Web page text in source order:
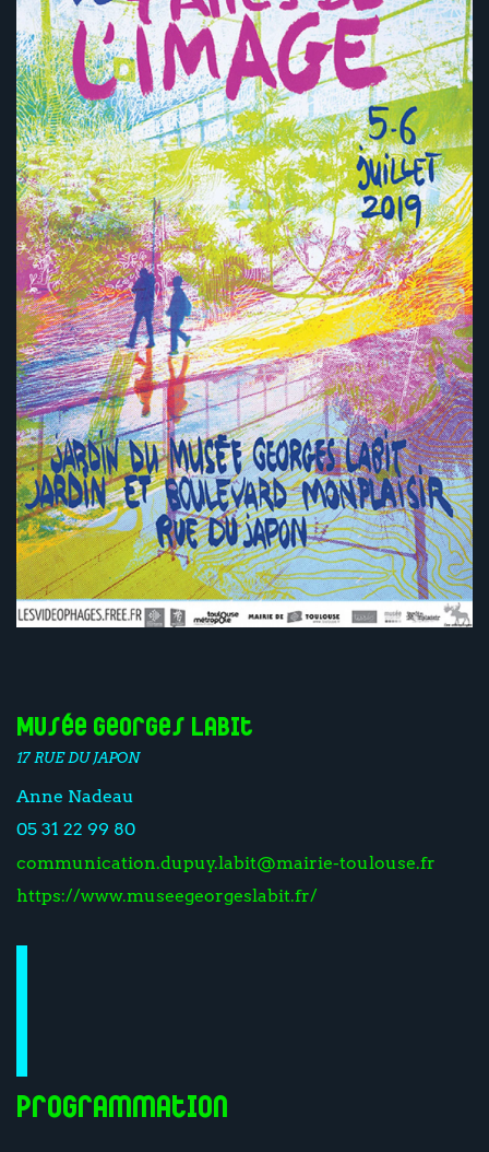
Musée Georges Labit
17 RUE DU JAPON
Anne Nadeau
05 31 22 99 80
communication.dupuy.labit@mairie-toulouse.fr
https://www.museegeorgeslabit.fr/
Programmation